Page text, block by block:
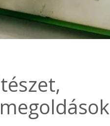
2018. augusztus
2018. július
2018. február
2017. november
2017. október